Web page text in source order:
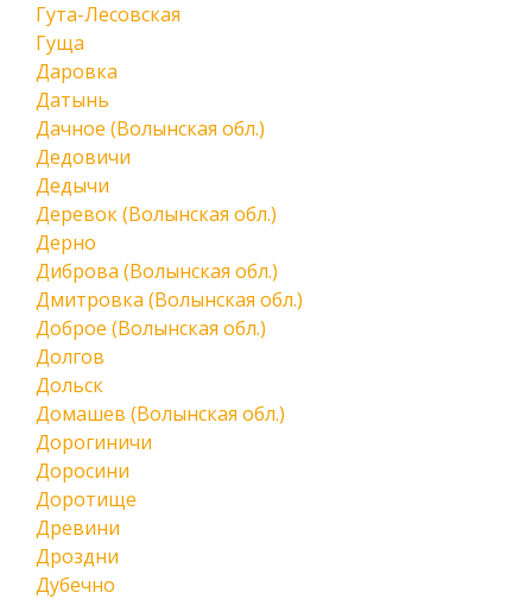
Гута-Лесовская
Гуща
Даровка
Датынь
Дачное (Волынская обл.)
Дедовичи
Дедычи
Деревок (Волынская обл.)
Дерно
Диброва (Волынская обл.)
Дмитровка (Волынская обл.)
Доброе (Волынская обл.)
Долгов
Дольск
Домашев (Волынская обл.)
Дорогиничи
Доросини
Доротище
Древини
Дроздни
Дубечно